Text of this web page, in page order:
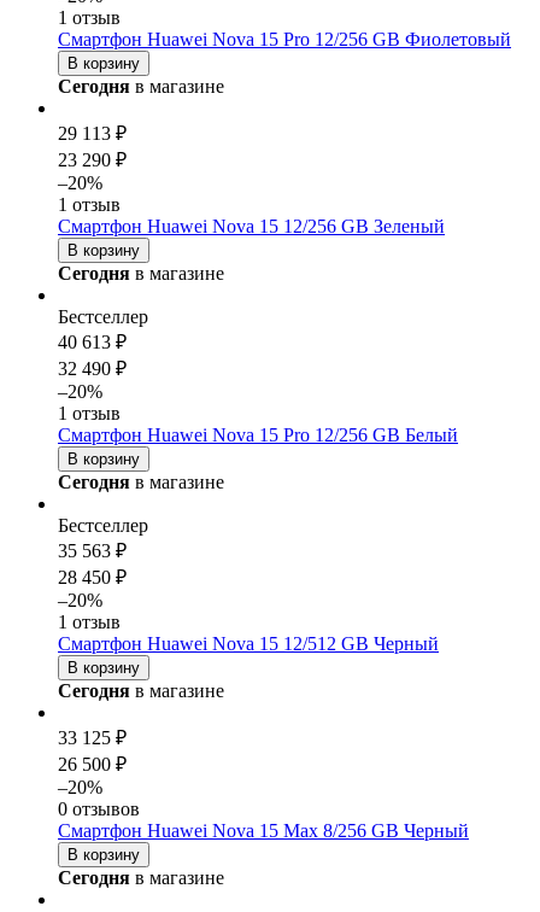
1 отзыв
Смартфон Huawei Nova 15 Pro 12/256 GB Фиолетовый
В корзину
Сегодня в магазине
29 113 ₽
23 290 ₽
–20%
1 отзыв
Смартфон Huawei Nova 15 12/256 GB Зеленый
В корзину
Сегодня в магазине
Бестселлер
40 613 ₽
32 490 ₽
–20%
1 отзыв
Смартфон Huawei Nova 15 Pro 12/256 GB Белый
В корзину
Сегодня в магазине
Бестселлер
35 563 ₽
28 450 ₽
–20%
1 отзыв
Смартфон Huawei Nova 15 12/512 GB Черный
В корзину
Сегодня в магазине
33 125 ₽
26 500 ₽
–20%
0 отзывов
Смартфон Huawei Nova 15 Max 8/256 GB Черный
В корзину
Сегодня в магазине